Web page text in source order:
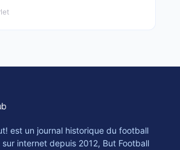
est un journal historique du football
internet depuis 2012, But Football